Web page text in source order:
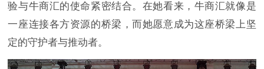
验与牛商汇的使命紧密结合。在她看来，牛商汇就像是
一座连接各方资源的桥梁，而她愿意成为这座桥梁上坚
定的守护者与推动者。